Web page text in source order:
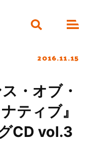
2016.11.15
・オブ・
ティブ』
CD vol.3